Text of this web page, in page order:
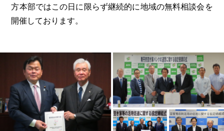
方本部ではこの日に限らず継続的に地域の無料相談会を
開催しております。